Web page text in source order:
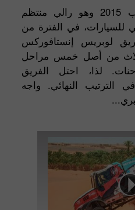
أقيم رالي أويليبيا المغرب 2015 وهو رالي منتظم
للسيارات، في الفترة من
فريق لوبريس إنستافوركس
من أصل خمس مراحل
لذا، احتل الفريق
الترتيب النهائي. واجه